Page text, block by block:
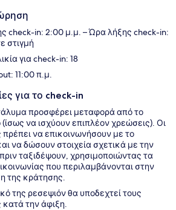
check-in: 2:00 μ.μ. – Ώρα λήξης check-in:
στιγμή
για check-in: 18
11:00 π.μ.
για το check-in
προσφέρει μεταφορά από το
να ισχύουν επιπλέον χρεώσεις). Οι
να επικοινωνήσουν με το
να δώσουν στοιχεία σχετικά με την
ταξιδέψουν, χρησιμοποιώντας τα
που περιλαμβάνονται στην
της κράτησης.
της ρεσεψιόν θα υποδεχτεί τους
κατά την άφιξη.